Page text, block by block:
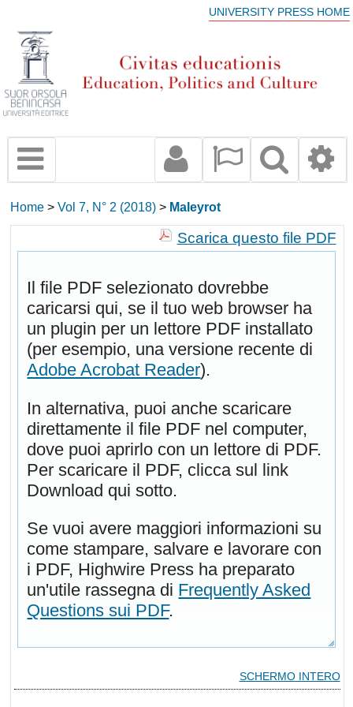
UNIVERSITY PRESS HOME
Home >Vol 7, N° 2 (2018) > Maleyrot
Scarica questo file PDF
Il file PDF selezionato dovrebbe
caricarsi qui, se il tuo web browser ha
un plugin per un lettore PDF installato
(per esempio, una versione recente di
Adobe Acrobat Reader).
In alternativa, puoi anche scaricare
direttamente il file PDF nel computer,
dove puoi aprirlo con un lettore di PDF.
Per scaricare il PDF, clicca sul link
Download qui sotto.
Se vuoi avere maggiori informazioni su
come stampare, salvare e lavorare con
i PDF, Highwire Press ha preparato
un'utile rassegna di Frequently Asked
Questions sui PDF.
SCHERMO INTERO